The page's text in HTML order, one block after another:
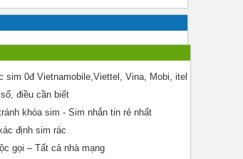
sim 0đ Vietnamobile,Viettel, Vina, Mobi, itel
điều cần biết
khóa sim - Sim nhắn tin rẻ nhất
định sim rác
gọi – Tất cả nhà mạng